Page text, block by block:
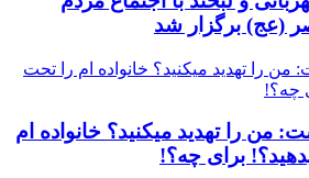
(عج) برگزار شد
من را تهدید میکنید؟ خانواده ام
برای چه؟!